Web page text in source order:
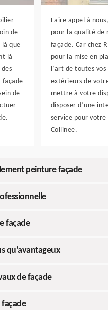
de
que
là
façade
de
Faire appel à
pour la qualité de
façade. Car chez
pour la mise en
l’art de toutes
extérieurs de
mettre à votre
disposer d’une
service pour
Collinee.
peinture façade
façade
qu’avantageux
de façade
façade